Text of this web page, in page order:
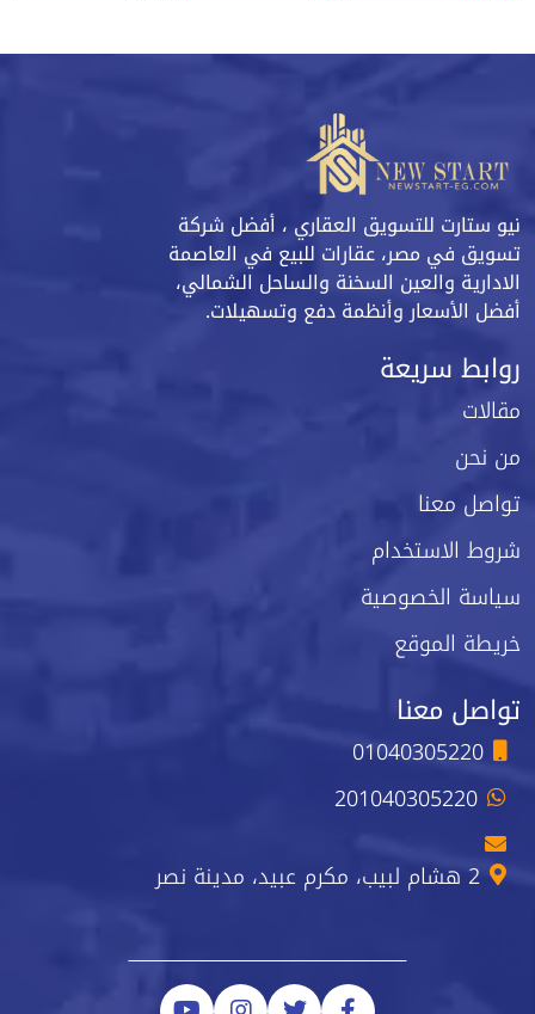
نيو ستارت للتسويق العقاري ، أفضل شركة
تسويق في مصر، عقارات للبيع في العاصمة
الادارية والعين السخنة والساحل الشمالي،
أفضل الأسعار وأنظمة دفع وتسهيلات.
روابط سريعة
مقالات
من نحن
تواصل معنا
شروط الاستخدام
سياسة الخصوصية
خريطة الموقع
تواصل معنا
01040305220
201040305220
2 هشام لبيب، مكرم عبيد، مدينة نصر